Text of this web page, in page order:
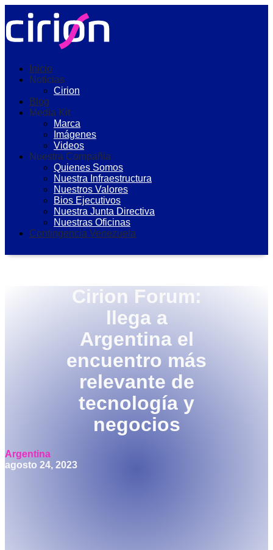
Inicio
Noticias
Cirion
Blog
Media Kit
Marca
Imágenes
Videos
Nuestra Compañia
Quienes Somos
Nuestra Infraestructura
Nuestros Valores
Bios Ejecutivos
Nuestra Junta Directiva
Nuestras Oficinas
Contingencia Venezuela
Cirion Forum:
llega a
Argentina el
encuentro más
relevante de
tecnología y
negocios
Argentina
agosto 24, 2023